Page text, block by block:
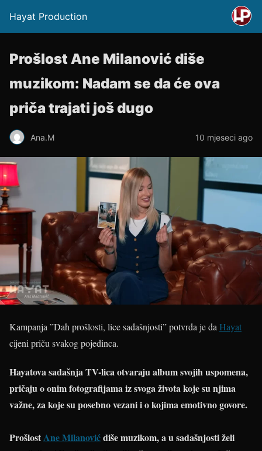
Hayat Production
Prošlost Ane Milanović diše
muzikom: Nadam se da će ova
priča trajati još dugo
Ana.M 10 mjeseci ago
Kampanja ”Dah prošlosti, lice sadašnjosti” potvrda je da Hayat
cijeni priču svakog pojedinca.
Hayatova sadašnja TV-lica otvaraju album svojih uspomena,
pričaju o onim fotografijama iz svoga života koje su njima
važne, za koje su posebno vezani i o kojima emotivno govore.
ProšlostAne Milanovićdiše muzikom, a u sadašnjosti želi